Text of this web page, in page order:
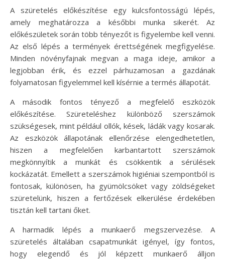
A szüretelés előkészítése egy kulcsfontosságú lépés,
amely meghatározza a későbbi munka sikerét. Az
előkészületek során több tényezőt is figyelembe kell venni.
Az első lépés a termények érettségének megfigyelése.
Minden növényfajnak megvan a maga ideje, amikor a
legjobban érik, és ezzel párhuzamosan a gazdának
folyamatosan figyelemmel kell kísérnie a termés állapotát.
A második fontos tényező a megfelelő eszközök
előkészítése. Szüreteléshez különböző szerszámok
szükségesek, mint például ollók, kések, ládák vagy kosarak.
Az eszközök állapotának ellenőrzése elengedhetetlen,
hiszen a megfelelően karbantartott szerszámok
megkönnyítik a munkát és csökkentik a sérülések
kockázatát. Emellett a szerszámok higiéniai szempontból is
fontosak, különösen, ha gyümölcsöket vagy zöldségeket
szüretelünk, hiszen a fertőzések elkerülése érdekében
tisztán kell tartani őket.
A harmadik lépés a munkaerő megszervezése. A
szüretelés általában csapatmunkát igényel, így fontos,
hogy elegendő és jól képzett munkaerő álljon